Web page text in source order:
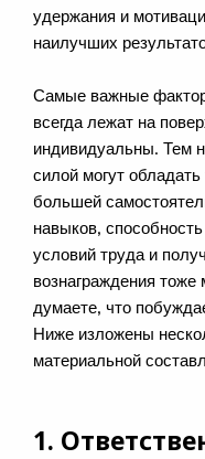
удержания и
наилучших
Самые важные
всегда лежат на
индивидуальны. Тем
силой могут
большей
навыков,
условий труда и
вознаграждения
думаете, что
Ниже изложены
материальной
1.